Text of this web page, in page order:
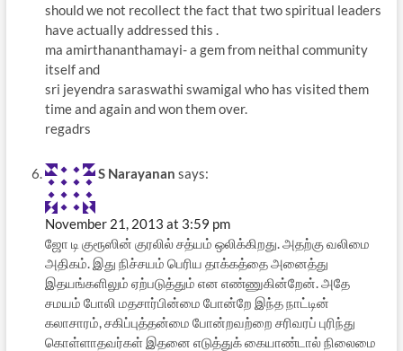
should we not recollect the fact that two spiritual leaders
have actually addressed this .
ma amirthananthamayi- a gem from neithal community
itself and
sri jeyendra saraswathi swamigal who has visited them
time and again and won them over.
regadrs
S Narayanan says:
November 21, 2013 at 3:59 pm
ஜோ டி குரூஸின் குரலில் சத்யம் ஒலிக்கிறது. அதற்கு வலிமை
அதிகம். இது நிச்சயம் பெரிய தாக்கத்தை அனைத்து
இதயங்களிலும் ஏற்படுத்தும் என எண்ணுகின்றேன். அதே
சமயம் போலி மதசார்பின்மை போன்றே இந்த நாட்டின்
கலாசாரம், சகிப்புத்தன்மை போன்றவற்றை சரிவரப் புரிந்து
கொள்ளாதவர்கள் இதனை எடுத்துக் கையாண்டால் நிலைமை